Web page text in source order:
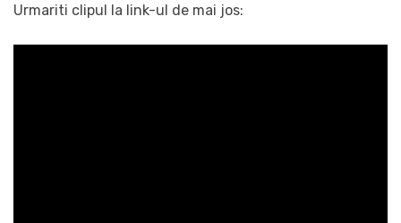
Urmariti clipul la link-ul de mai jos: